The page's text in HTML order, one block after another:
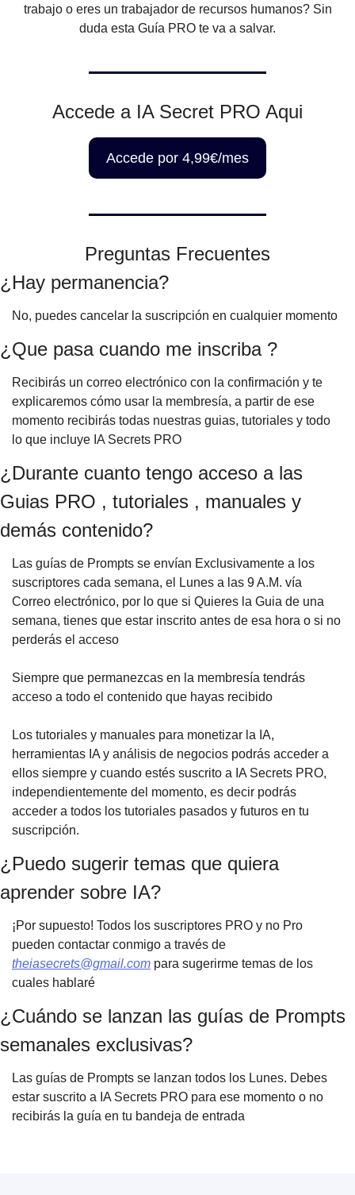
trabajo o eres un trabajador de recursos humanos? Sin
duda esta Guía PRO te va a salvar.
Accede a IA Secret PRO Aqui
Accede por 4,99€/mes
Preguntas Frecuentes
¿Hay permanencia?
No, puedes cancelar la suscripción en cualquier momento
¿Que pasa cuando me inscriba ?
Recibirás un correo electrónico con la confirmación y te
explicaremos cómo usar la membresía, a partir de ese
momento recibirás todas nuestras guias, tutoriales y todo
lo que incluye IA Secrets PRO
¿Durante cuanto tengo acceso a las
Guias PRO , tutoriales , manuales y
demás contenido?
Las guías de Prompts se envían Exclusivamente a los
suscriptores cada semana, el Lunes a las 9 A.M. vía
Correo electrónico, por lo que si Quieres la Guia de una
semana, tienes que estar inscrito antes de esa hora o si no
perderás el acceso
Siempre que permanezcas en la membresía tendrás
acceso a todo el contenido que hayas recibido
Los tutoriales y manuales para monetizar la IA,
herramientas IA y análisis de negocios podrás acceder a
ellos siempre y cuando estés suscrito a IA Secrets PRO,
independientemente del momento, es decir podrás
acceder a todos los tutoriales pasados y futuros en tu
suscripción.
¿Puedo sugerir temas que quiera
aprender sobre IA?
¡Por supuesto! Todos los suscriptores PRO y no Pro
pueden contactar conmigo a través de
theiasecrets@gmail.com para sugerirme temas de los
cuales hablaré
¿Cuándo se lanzan las guías de Prompts
semanales exclusivas?
Las guías de Prompts se lanzan todos los Lunes. Debes
estar suscrito a IA Secrets PRO para ese momento o no
recibirás la guía en tu bandeja de entrada